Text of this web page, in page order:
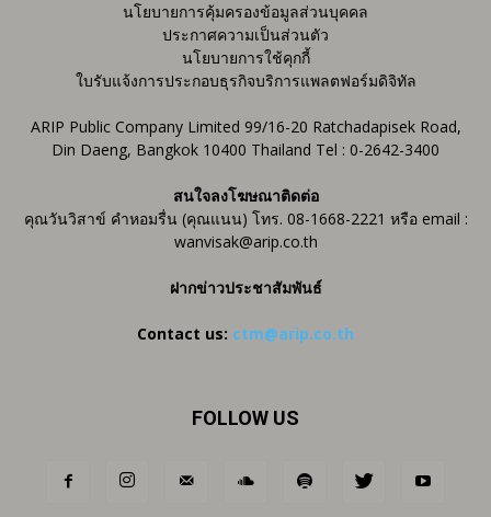
นโยบายการคุ้มครองข้อมูลส่วนบุคคล
ประกาศความเป็นส่วนตัว
นโยบายการใช้คุกกี้
ใบรับแจ้งการประกอบธุรกิจบริการแพลตฟอร์มดิจิทัล
ARIP Public Company Limited 99/16-20 Ratchadapisek Road,
Din Daeng, Bangkok 10400 Thailand Tel : 0-2642-3400
สนใจลงโฆษณาติดต่อ
คุณวันวิสาข์ คำหอมรื่น (คุณแนน) โทร. 08-1668-2221 หรือ email :
wanvisak@arip.co.th
ฝากข่าวประชาสัมพันธ์
Contact us: ctm@arip.co.th
FOLLOW US